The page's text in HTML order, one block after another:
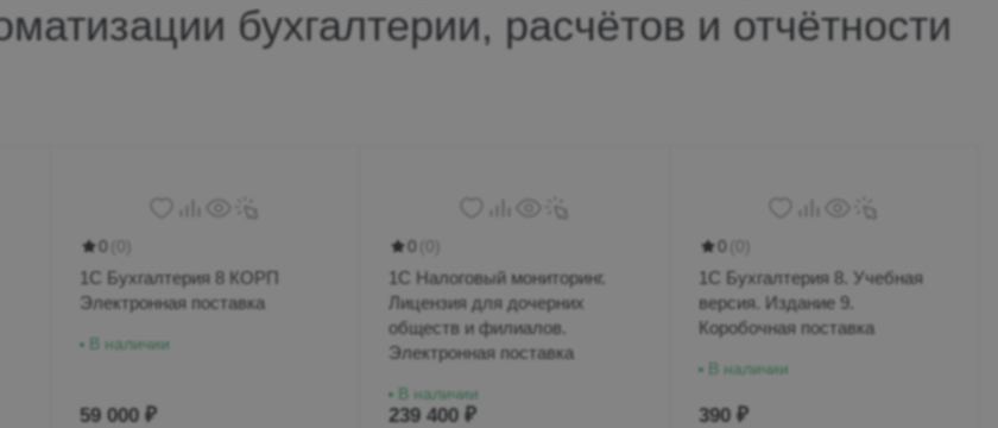
бухгалтерии, расчётов и отчётности
0
1С Бухгалтерия 8 КОРП
Электронная поставка
В наличии
59 000 ₽
0
1С Налоговый мониторинг.
Лицензия для дочерних
обществ и филиалов.
Электронная поставка
В наличии
239 400 ₽
0
1С Бухгалтерия 8. Учебная
версия. Издание 9.
Коробочная поставка
В наличии
390 ₽